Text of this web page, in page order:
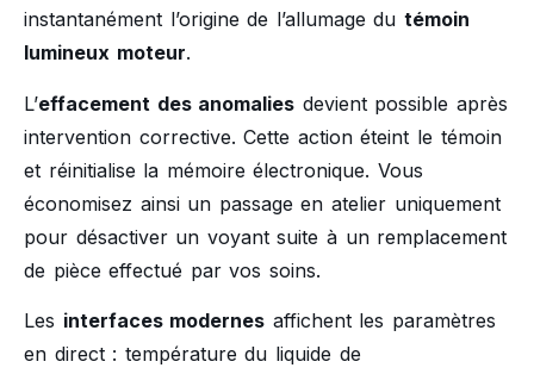
instantanément l’origine de l’allumage dutémoin
lumineux moteur.
L’effacement des anomalies devient possible après
intervention corrective. Cette action éteint le témoin
et réinitialise la mémoire électronique. Vous
économisez ainsi un passage en atelier uniquement
pour désactiver un voyant suite à un remplacement
de pièce effectué par vos soins.
Les interfaces modernes affichent les paramètres
en direct : température du liquide de